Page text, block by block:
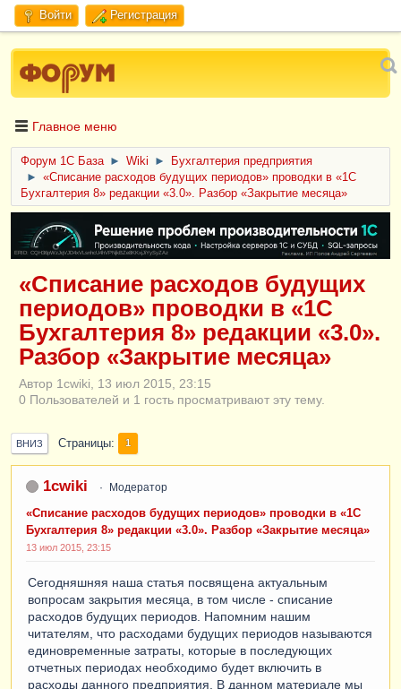
Войти Регистрация
Главное меню
Форум 1C База ► Wiki ►
Бухгалтерия предприятия
►
«Списание расходов будущих периодов» проводки в «1С
Бухгалтерия 8» редакции «3.0». Разбор «Закрытие месяца»
ERID: CQH36pWzJqVJD4xVLsnhcU4hVPNjkBZe8KKxjJiYySyZAz
«Списание расходов будущих
периодов» проводки в «1С
Бухгалтерия 8» редакции «3.0».
Разбор «Закрытие месяца»
Автор 1cwiki, 13 июл 2015, 23:15
0 Пользователей и 1 гость просматривают эту тему.
ВНИЗ Страницы 1
1cwiki Модератор
«Списание расходов будущих периодов» проводки в «1С
Бухгалтерия 8» редакции «3.0». Разбор «Закрытие месяца»
13 июл 2015, 23:15
Сегодняшняя наша статья посвящена актуальным
вопросам закрытия месяца, в том числе - списание
расходов будущих периодов. Напомним нашим
читателям, что расходами будущих периодов называются
единовременные затраты, которые в последующих
отчетных периодах необходимо будет включить в
расходы данного предприятия. В данном материале мы